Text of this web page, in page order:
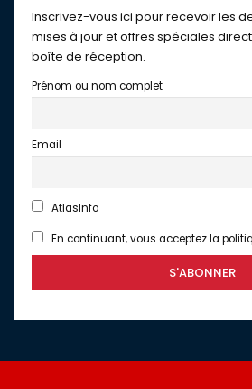
Inscrivez-vous ici pour recevoir les
mises à jour et offres spéciales
boîte de réception.
Prénom ou nom complet
Email
AtlasInfo
En continuant, vous acceptez la